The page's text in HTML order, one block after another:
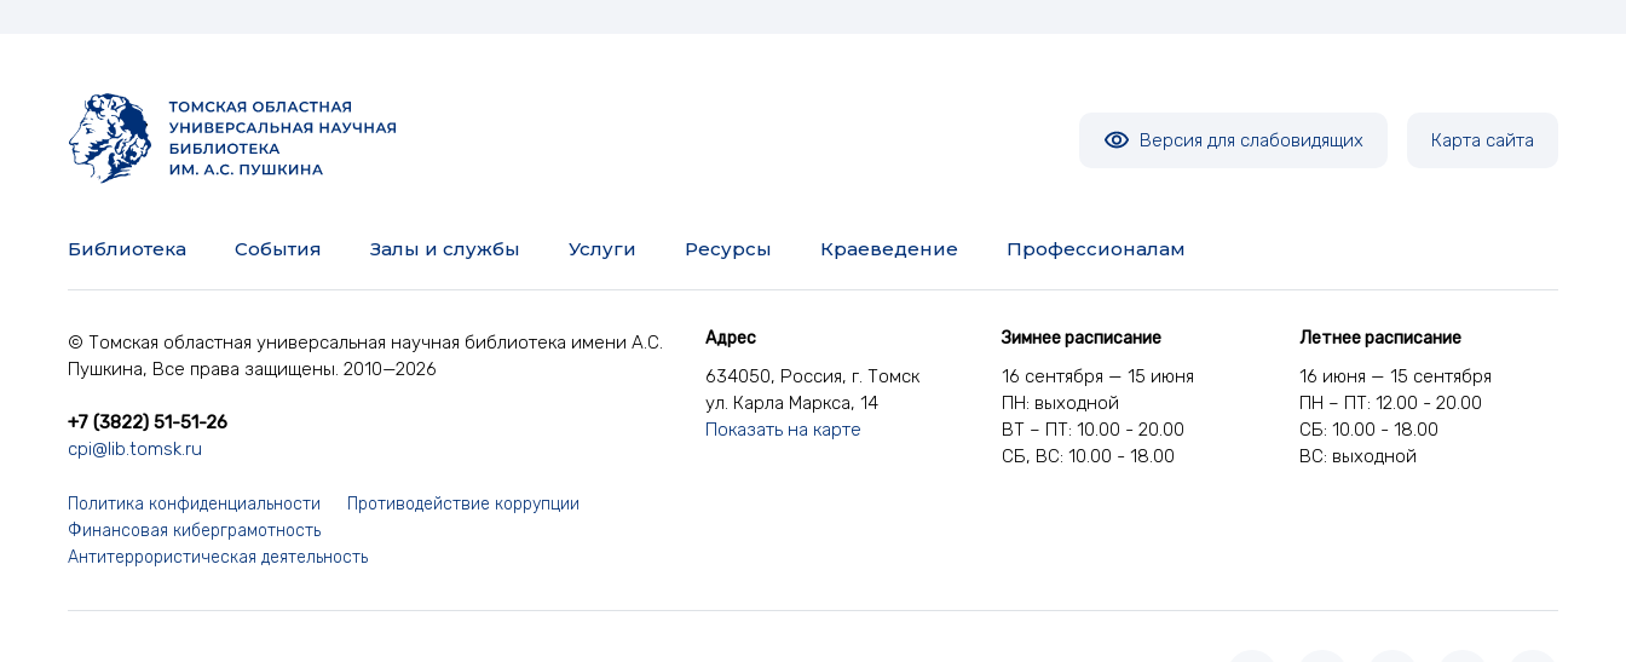
Версия для слабовидящих Карта сайта
Библиотека События Залы и службы Услуги Ресурсы Краеведение Профессионалам
© Томская областная универсальная научная библиотека имени А.С.
Пушкина, Все права защищены. 2010—2026
+7 (3822) 51-51-26
cpi@lib.tomsk.ru
Политика конфиденциальности
Противодействие коррупции
Финансовая киберграмотность
Антитеррористическая деятельность
Адрес
634050, Россия, г. Томск
ул. Карла Маркса, 14
Показать на карте
Зимнее расписание
16 сентября — 15 июня
ПН: выходной
ВТ – ПТ: 10.00 - 20.00
СБ, ВС: 10.00 - 18.00
Летнее расписание
16 июня — 15 сентября
ПН – ПТ: 12.00 - 20.00
СБ: 10.00 - 18.00
ВС: выходной